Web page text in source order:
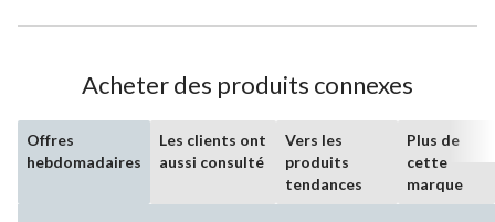
Acheter des produits connexes
Offres
hebdomadaires
Les clients ont
aussi consulté
Vers les
produits
tendances
Plus de
cette
marque